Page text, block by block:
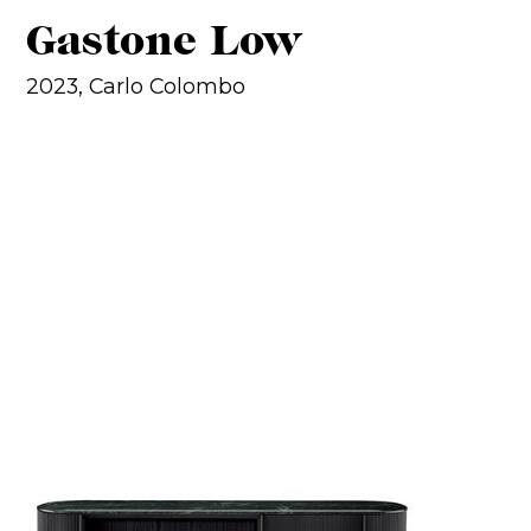
Gastone Low
2023, Carlo Colombo